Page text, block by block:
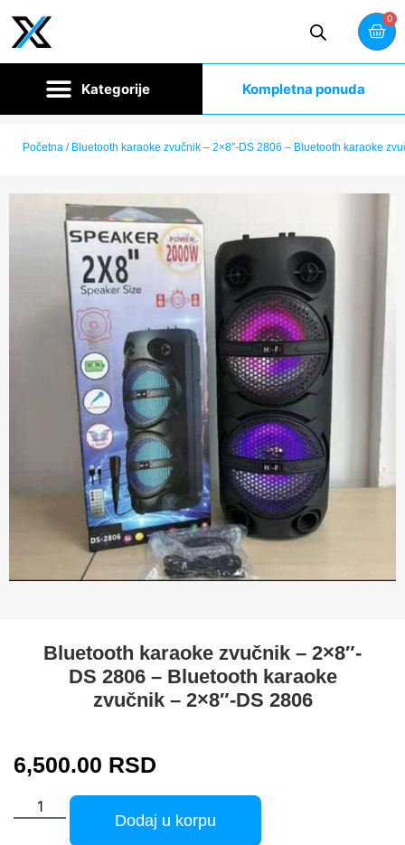
0
Kompletna ponuda
Početna / Bluetooth karaoke zvučnik – 2×8″-DS 2806 – Bluetooth karaoke
Bluetooth karaoke zvučnik – 2×8″-
DS 2806 – Bluetooth karaoke
zvučnik – 2×8″-DS 2806
6,500.00 RSD
Dodaj u korpu